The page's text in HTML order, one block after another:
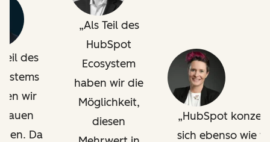
des
wir
Da
Als Teil des
HubSpot
Ecosystem
haben wir die
Möglichkeit,
diesen
HubSpot
sich ebenso wie